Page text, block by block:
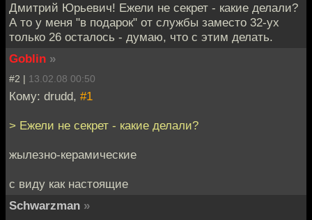
Дмитрий Юрьевич! Ежели не секрет - какие делали?
А то у меня "в подарок" от службы заместо 32-ух
только 26 осталось - думаю, что с этим делать.
Goblin »
#2 | 13.02.08 00:50
Кому: drudd, #1
> Ежели не секрет - какие делали?
жылезно-керамические
с виду как настоящие
Schwarzman »